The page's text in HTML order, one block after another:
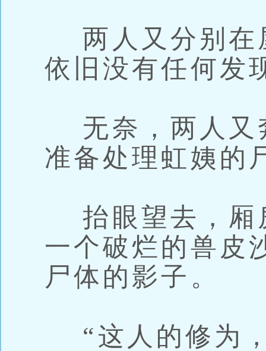
两人又分别在
依旧没有任何发
无奈，两人又
准备处理虹姨的
抬眼望去，厢
一个破烂的兽皮
尸体的影子。
“这人的修为